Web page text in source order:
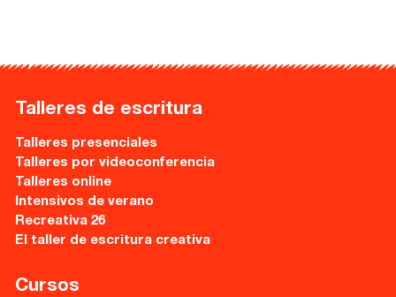
Talleres de escritura
Talleres presenciales
Talleres por videoconferencia
Talleres online
Intensivos de verano
Recreativa 26
El taller de escritura creativa
Cursos